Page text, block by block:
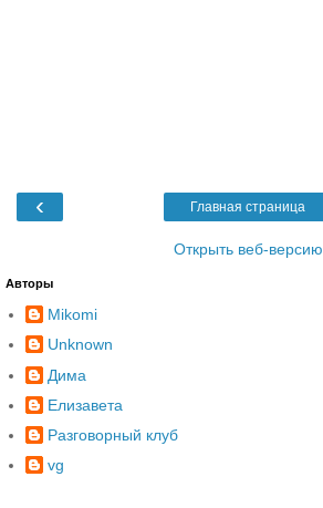
‹ Главная страница
Открыть веб-версию
Авторы
Mikomi
Unknown
Дима
Елизавета
Разговорный клуб
vg